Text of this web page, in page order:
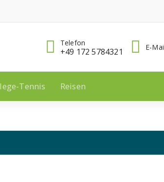
Telefon
+49 172 5784321 E-
Tennis Reisen